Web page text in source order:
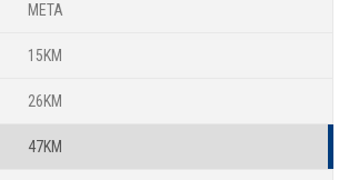
META
15KM
26KM
47KM